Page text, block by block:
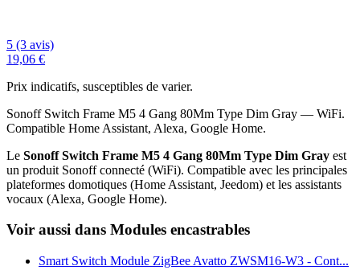
5 (3 avis)
19,06 €
Prix indicatifs, susceptibles de varier.
Sonoff Switch Frame M5 4 Gang 80Mm Type Dim Gray — WiFi.
Compatible Home Assistant, Alexa, Google Home.
Le Sonoff Switch Frame M5 4 Gang 80Mm Type Dim Gray est
un produit Sonoff connecté (WiFi). Compatible avec les principales
plateformes domotiques (Home Assistant, Jeedom) et les assistants
vocaux (Alexa, Google Home).
Voir aussi dans Modules encastrables
Smart Switch Module ZigBee Avatto ZWSM16-W3 - Cont...